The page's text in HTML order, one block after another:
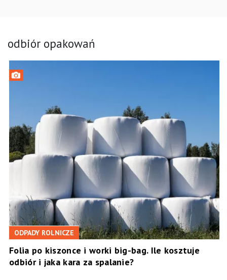
odbiór opakowań
ODPADY ROLNICZE
Folia po kiszonce i worki big-bag. Ile kosztuje
odbiór i jaka kara za spalanie?